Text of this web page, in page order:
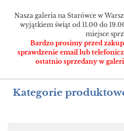
Nasza galeria na Starówce w
wyjątkiem świąt od 11.00 do
miejsce
Bardzo prosimy przed
sprawdzenie email lub
ostatnio sprzedany w
Kategorie